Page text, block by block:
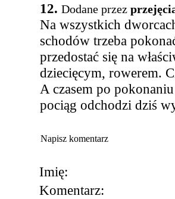
12. Dodane przez
Na wszystkich
schodów trzeba
przedostać się na
dziecięcym, rowerem.
A czasem po
pociąg odchodzi dziś
Napisz komentarz
Imię:
Komentarz: